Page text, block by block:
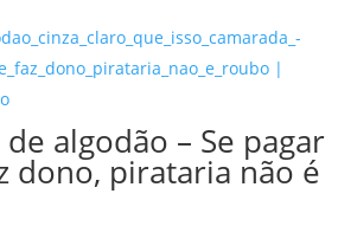
algodão – Se pagar
dono, pirataria não é